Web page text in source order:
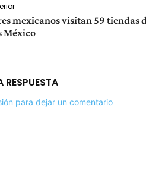
mexicanos visitan 59 tiendas
México
RESPUESTA
para dejar un comentario